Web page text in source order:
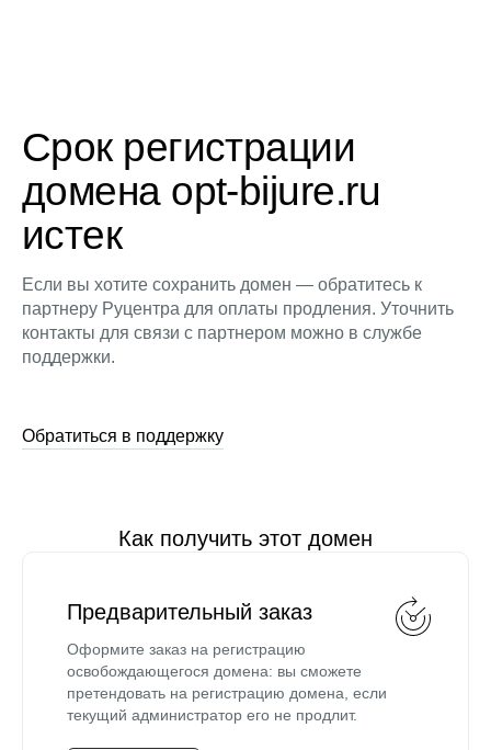
Срок регистрации
домена opt-bijure.ru
истек
Если вы хотите сохранить домен — обратитесь к
партнеру Руцентра для оплаты продления. Уточнить
контакты для связи с партнером можно в службе
поддержки.
Обратиться в поддержку
Как получить этот домен
Предварительный заказ
Оформите заказ на регистрацию
освобождающегося домена: вы сможете
претендовать на регистрацию домена, если
текущий администратор его не продлит.